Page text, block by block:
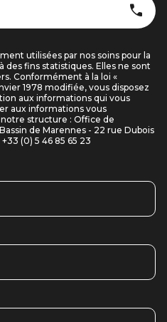
utilisées par nos soins pour la
fins statistiques. Elles ne sont
Conformément à la loi «
1978 modifiée, vous disposez
aux informations qui vous
aux informations vous
structure : Office de
de Marennes - 22 rue Dubois
(0) 5 46 85 65 23